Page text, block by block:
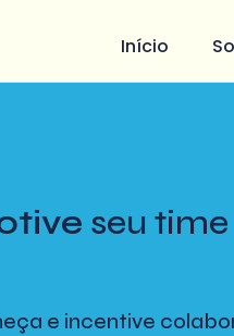
Início
seu
e incentive